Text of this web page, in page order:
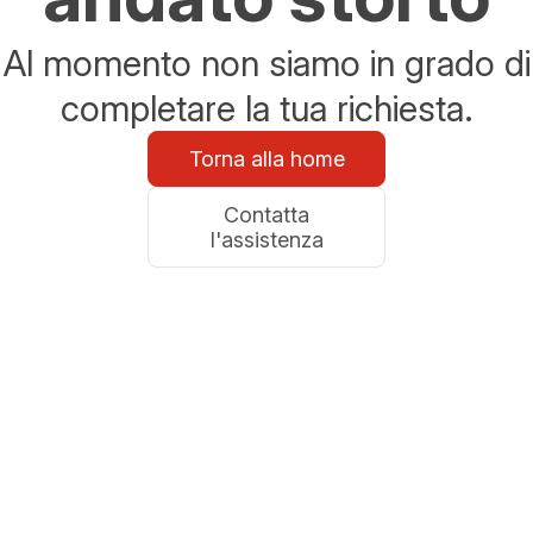
Al momento non siamo in grado di
completare la tua richiesta.
Torna alla home
Contatta
l'assistenza